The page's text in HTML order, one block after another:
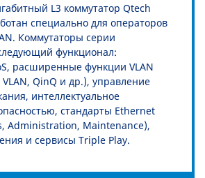
L3 коммутатор Qtech
специально для операторов
Коммутаторы серии
функционал:
расширенные функции VLAN
VLAN, QinQ и др.), управление
интеллектуальное
стандарты Ethernet
Administration, Maintenance),
и сервисы Triple Play.